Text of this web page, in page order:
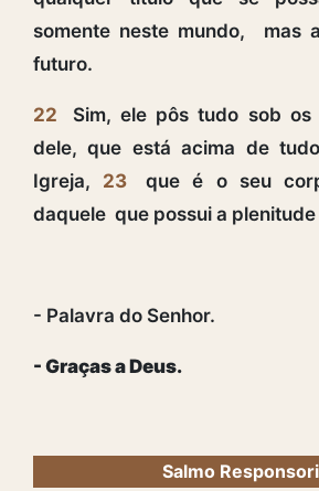
somente neste mundo, mas
futuro.
22
Sim, ele pôs tudo sob
dele, que está acima de
Igreja, 23
que é o seu
daquele que possui a
- Palavra do Senhor.
- Graças a Deus.
Salmo